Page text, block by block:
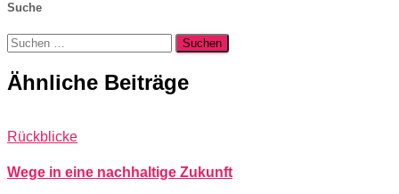
Suche
Suchen
nach:
Ähnliche Beiträge
Rückblicke
Wege in eine nachhaltige Zukunft